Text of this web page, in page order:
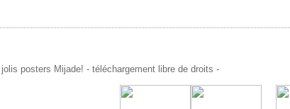
posters Mijade! - téléchargement libre de droits -